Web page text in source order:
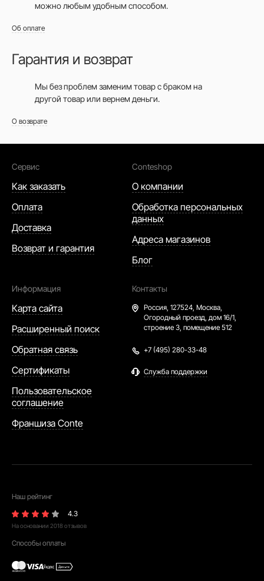
можно любым удобным способом.
Об оплате
Гарантия и возврат
Мы без проблем заменим товар с браком на
другой товар или вернем деньги.
О возврате
Сервис
Как заказать
Оплата
Доставка
Возврат и гарантия
Conteshop
О компании
Обработка персональных
данных
Адреса магазинов
Блог
Информация
Карта сайта
Расширенный поиск
Обратная связь
Сертификаты
Пользовательское
соглашение
Франшиза Conte
Контакты
Россия, 127524, Москва,
Огородный проезд, дом 16/1,
строение 3, помещение 512
+7 (495) 280-33-48
Служба поддержки
Наш рейтинг
4.3
На основании 2018 отзывов
Способы оплаты